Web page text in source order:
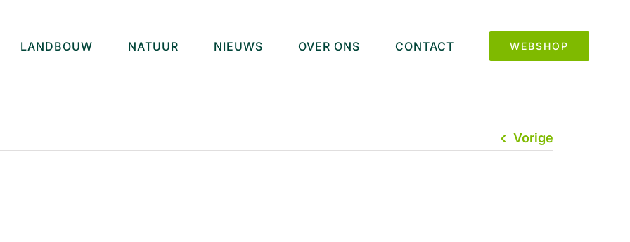
LANDBOUW NATUUR NIEUWS OVER ONS CONTACT WEBSHOP
Vorige